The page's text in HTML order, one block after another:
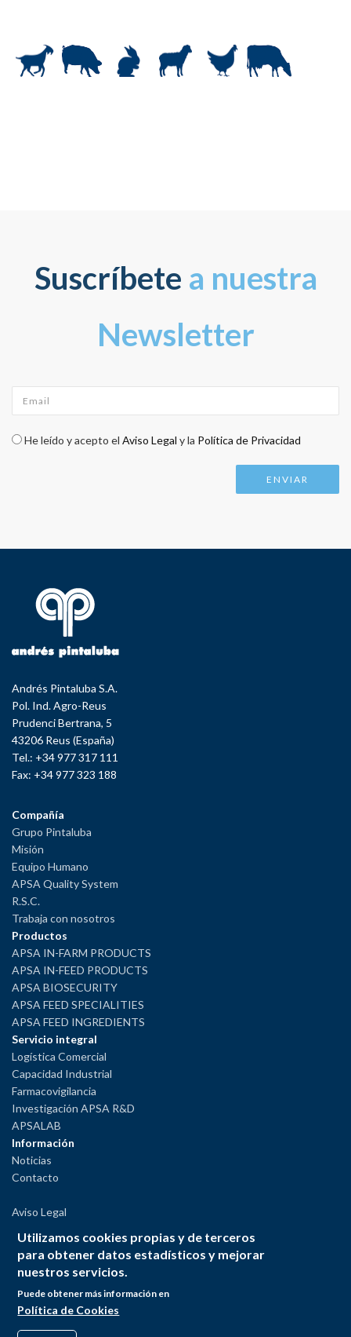
Suscríbete a nuestra
Newsletter
Check legal*
He leído y acepto el Aviso Legal y la Política de Privacidad
Andrés Pintaluba S.A.
Pol. Ind. Agro-Reus
Prudenci Bertrana, 5
43206 Reus (España)
Tel.: +34 977 317 111
Fax: +34 977 323 188
Compañía
Grupo Pintaluba
Misión
Equipo Humano
APSA Quality System
R.S.C.
Trabaja con nosotros
Productos
APSA IN-FARM PRODUCTS
APSA IN-FEED PRODUCTS
APSA BIOSECURITY
APSA FEED SPECIALITIES
APSA FEED INGREDIENTS
Servicio integral
Logística Comercial
Capacidad Industrial
Farmacovigilancia
Investigación APSA R&D
APSALAB
Información
Noticias
Contacto
Aviso Legal
Política de Cookies
Política del Sistema Interno de Información
Utilizamos cookies propias y de terceros
para obtener datos estadísticos y mejorar
nuestros servicios.
Puede obtener más información en
Política de Cookies